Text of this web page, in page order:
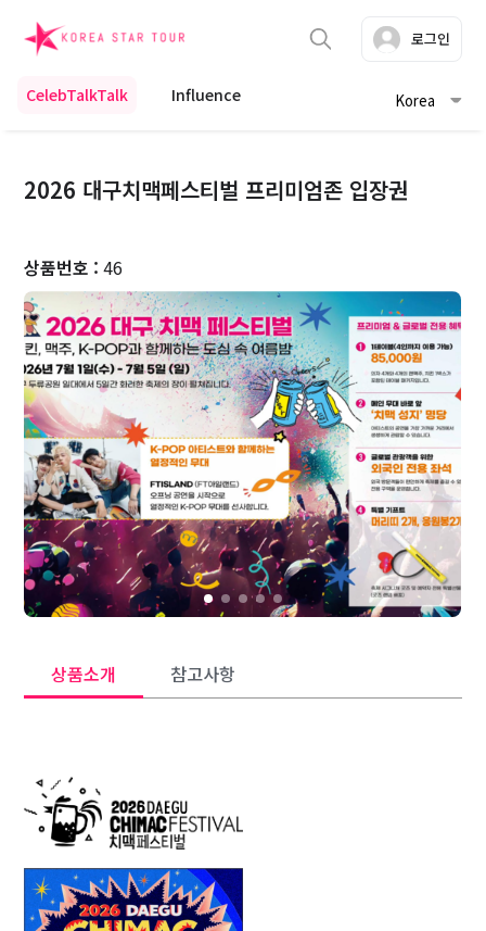
CelebTalkTalk Influence Korea
로그인
2026 대구치맥페스티벌 프리미엄존 입장권
상품번호 :46
상품소개 참고사항